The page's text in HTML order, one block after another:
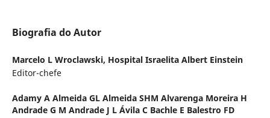
Biografia do Autor
Marcelo L Wroclawski, Hospital Israelita Albert Einstein
Editor-chefe
Adamy A Almeida GL Almeida SHM Alvarenga Moreira H
Andrade G M Andrade J L Ávila C Bachle E Balestro FD